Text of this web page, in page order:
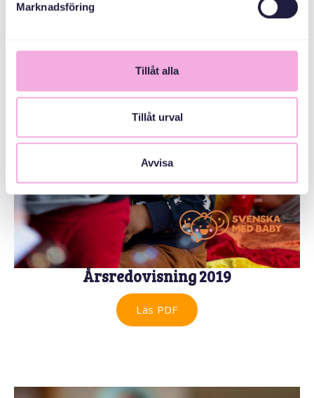
Marknadsföring
Tillåt alla
Tillåt urval
Avvisa
Årsredovisning 2019
Läs PDF